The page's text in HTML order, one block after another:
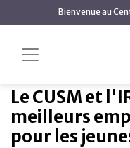
Bienvenue au
meilleurs employeurs
Le CUSM et
meilleurs
pour les